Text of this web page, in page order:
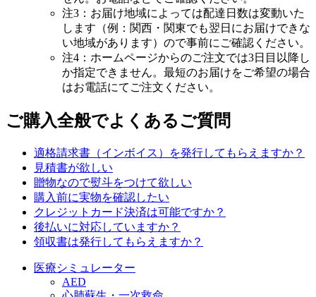
注3：お届け地域によっては配達日数は変動いた
します（例：関西・関東でも翌日にお届けできな
い地域があります）ので事前にご確認ください。
注4：ホームページからのご注文では3日目以降し
か指定できません。最短のお届けをご希望の場合
はお電話にてご注文ください。
ご購入全般でよくあるご質問
適格請求書（インボイス）を発行してもらえますか？
見積書が欲しい
贈物なので熨斗をつけて欲しい
購入前に実物を確認したい
クレジットカード決済は可能ですか？
後払いに対応していますか？
領収書は発行してもらえますか？
医療シミュレーター
AED